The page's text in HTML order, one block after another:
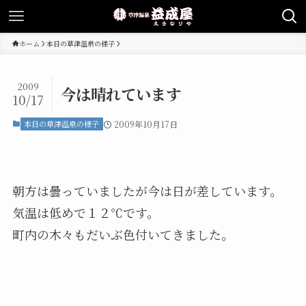
ホーム 本日の草津温泉の様子
今は晴れています
2009
10/17
本日の草津温泉の様子 2009年10月17日
朝方は曇っていましたが今は日が差しています。
気温は低めで１２℃です。
町内の木々もだいぶ色付いてきました。